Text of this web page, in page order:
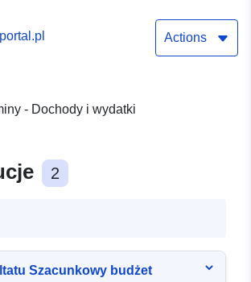
Actions
- Dochody i wydatki
2
Szacunkowy budżet